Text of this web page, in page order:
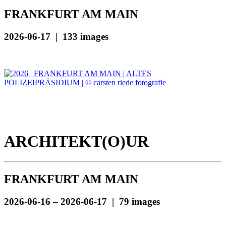
FRANKFURT AM MAIN
2026-06-17 | 133 images
ARCHITEKT(O)UR
FRANKFURT AM MAIN
2026-06-16 – 2026-06-17 | 79 images